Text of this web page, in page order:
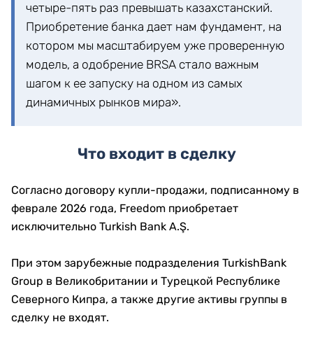
четыре-пять раз превышать казахстанский.
Приобретение банка дает нам фундамент, на
котором мы масштабируем уже проверенную
модель, а одобрение BRSA стало важным
шагом к ее запуску на одном из самых
динамичных рынков мира».
Что входит в сделку
Согласно договору купли-продажи, подписанному в
феврале 2026 года, Freedom приобретает
исключительно Turkish Bank A.Ş.
При этом зарубежные подразделения TurkishBank
Group в Великобритании и Турецкой Республике
Северного Кипра, а также другие активы группы в
сделку не входят.